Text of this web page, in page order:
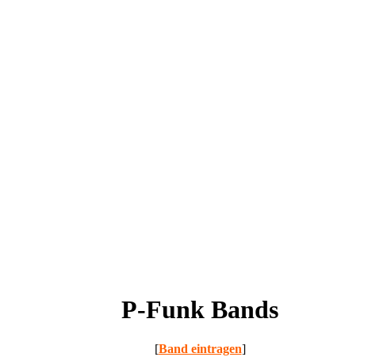
P-Funk Bands
[Band eintragen]